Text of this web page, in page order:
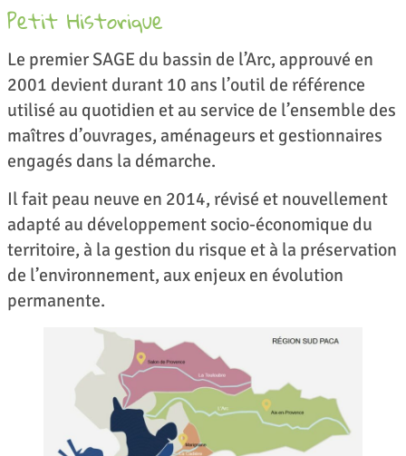
Petit Historique
Le premier SAGE du bassin de l’Arc, approuvé en
2001 devient durant 10 ans l’outil de référence
utilisé au quotidien et au service de l’ensemble des
maîtres d’ouvrages, aménageurs et gestionnaires
engagés dans la démarche.
Il fait peau neuve en 2014, révisé et nouvellement
adapté au développement socio-économique du
territoire, à la gestion du risque et à la préservation
de l’environnement, aux enjeux en évolution
permanente.